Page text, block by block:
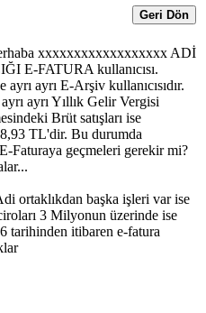
Geri Dön
xxxxxxxxxxxxxxxxxx ADİ
E-FATURA kullanıcısı.
ayrı ayrı E-Arşiv kullanıcısıdır.
ayrı ayrı Yıllık Gelir Vergisi
Brüt satışları ise
TL'dir. Bu durumda
E-Faturaya geçmeleri gerekir mi?
ortaklıkdan başka işleri var ise
3 Milyonun üzerinde ise
tarihinden itibaren e-fatura